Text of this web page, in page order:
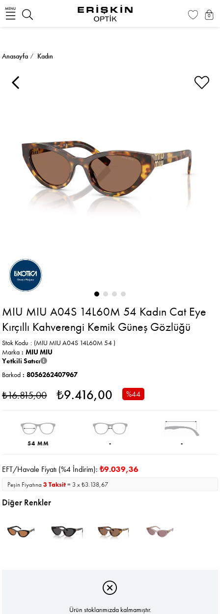
MENU
0
Anasayfa Kadın
MIU MIU A04S 14L60M 54 Kadın Cat Eye
Kırçıllı Kahverengi Kemik Güneş Gözlüğü
(MIU MIU A04S 14L60M 54 )
Stok Kodu
Marka : MIU MIU
Yetkili Satıcı
Barkod : 8056262407967
₺16.815,00 ₺9.416,00 %44
54 MM - -
EFT/Havale Fiyatı (%4 İndirim):₺9.039,36
Peşin Fiyatına3 Taksit= 3 x ₺3.138,67
Diğer Renkler
Ürün stoklarımızda kalmamıştır.